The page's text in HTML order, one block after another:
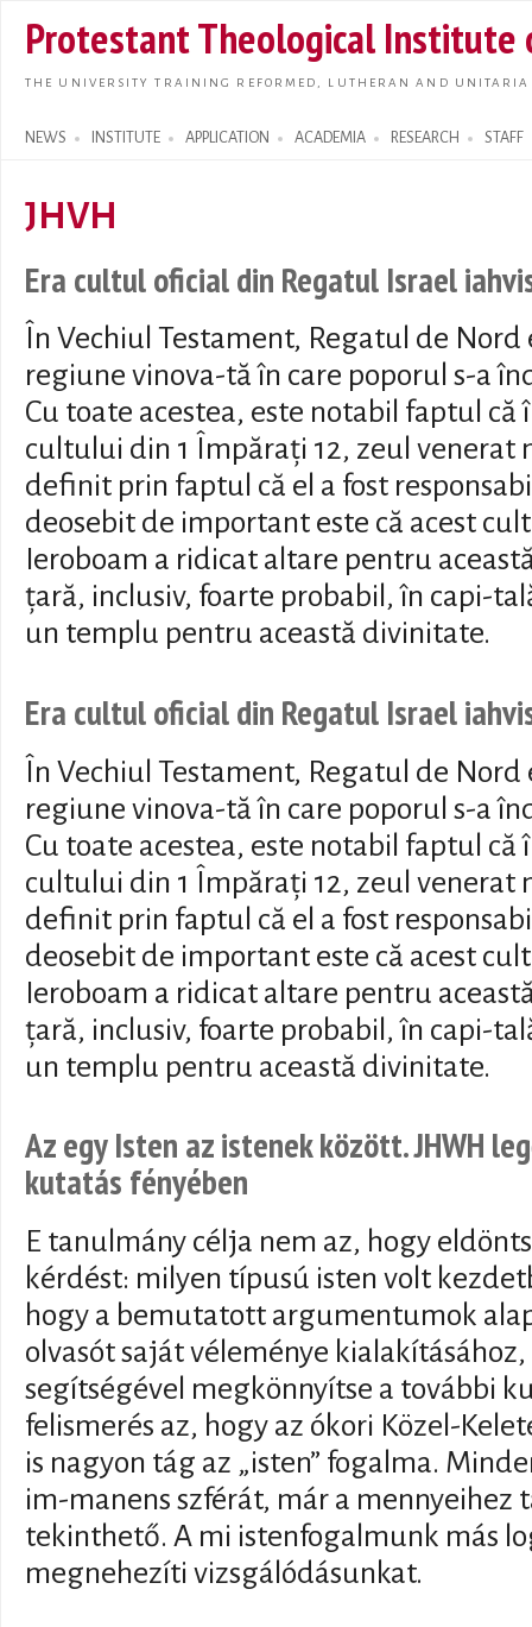
main
Protestant Theological Institute
THE UNIVERSITY TRAINING REFORMED, LUTHERAN AND
NEWS INSTITUTE APPLICATION ACADEMIA RESEARCH STAFF
Search form
JHVH
Era cultul oficial din Regatul Israel
În Vechiul Testament, Regatul de
regiune vinova-tă în care poporul s-a
Cu toate acestea, este notabil faptul
cultului din 1 Împărați 12, zeul venerat
definit prin faptul că el a fost
deosebit de important este că acest
Ieroboam a ridicat altare pentru
țară, inclusiv, foarte probabil, în capi-
un templu pentru această divinitate.
Era cultul oficial din Regatul Israel
În Vechiul Testament, Regatul de Nord
regiune vinova-tă în care poporul s-a
Cu toate acestea, este notabil faptul
cultului din 1 Împărați 12, zeul venerat
definit prin faptul că el a fost
deosebit de important este că acest
Ieroboam a ridicat altare pentru
țară, inclusiv, foarte probabil, în capi-
un templu pentru această divinitate.
Az egy Isten az istenek között. JHWH
kutatás fényében
E tanulmány célja nem az, hogy
kérdést: milyen típusú isten volt
hogy a bemutatott argumentumok
olvasót saját véleménye
segítségével megkönnyítse a további
felismerés az, hogy az ókori Közel-
is nagyon tág az „isten” fogalma.
im-manens szférát, már a mennyeihez
tekinthető. A mi istenfogalmunk más
megnehezíti vizsgálódásunkat.